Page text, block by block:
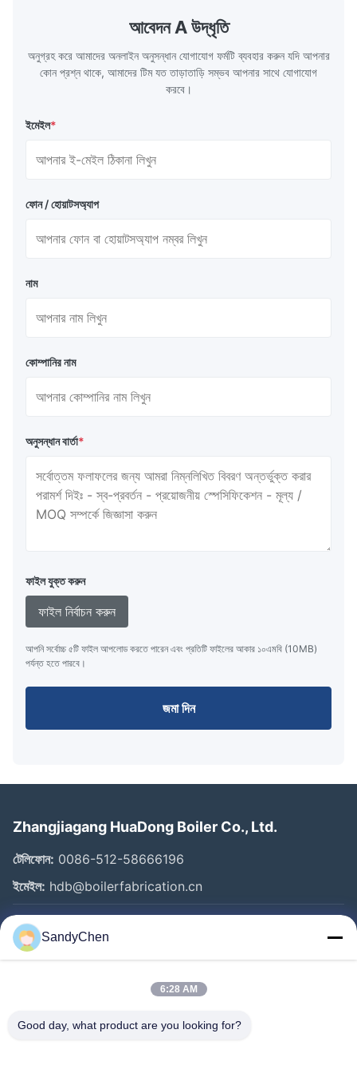
circulation loop.Because of both cooling
আবেদন A উদ্ধৃতি
অনুগ্রহ করে আমাদের অনলাইন অনুসন্ধান যোগাযোগ ফর্মটি ব্যবহার করুন যদি আপনার
কোন প্রশ্ন থাকে, আমাদের টিম যত তাড়াতাড়ি সম্ভব আপনার সাথে যোগাযোগ
করবে।
ইমেইল*
ফোন / হোয়াটসঅ্যাপ
নাম
কোম্পানির নাম
অনুসন্ধান বার্তা*
ফাইল যুক্ত করুন
ফাইল নির্বাচন করুন
আপনি সর্বোচ্চ ৫টি ফাইল আপলোড করতে পারেন এবং প্রতিটি ফাইলের আকার ১০এমবি (10MB)
পর্যন্ত হতে পারবে।
জমা দিন
Zhangjiagang HuaDong Boiler Co., Ltd.
টেলিফোন: 0086-512-58666196
ইমেইল: hdb@boilerfabrication.cn
গুরুত্বপূর্ণ সংযোগ
ভিডিও
SandyChen
6:28 AM
Good day, what product are you looking for?